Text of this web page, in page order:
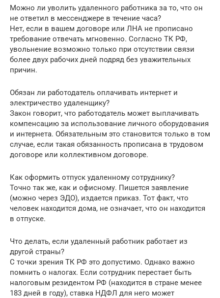
Можно ли уволить удаленного работника за то, что он
не ответил в мессенджере в течение часа?
Нет, если в вашем договоре или ЛНА не прописано
требование отвечать мгновенно. Согласно ТК РФ,
увольнение возможно только при отсутствии связи
более двух рабочих дней подряд без уважительных
причин.
Обязан ли работодатель оплачивать интернет и
электричество удаленщику?
Закон говорит, что работодатель может выплачивать
компенсацию за использование личного оборудования
и интернета. Обязательным это становится только в том
случае, если такая обязанность прописана в трудовом
договоре или коллективном договоре.
Как оформить отпуск удаленному сотруднику?
Точно так же, как и офисному. Пишется заявление
(можно через ЭДО), издается приказ. Тот факт, что
человек находится дома, не означает, что он находится
в отпуске.
Что делать, если удаленный работник работает из
другой страны?
С точки зрения ТК РФ это допустимо. Однако важно
помнить о налогах. Если сотрудник перестает быть
налоговым резидентом РФ (находится в стране менее
183 дней в году), ставка НДФЛ для него может